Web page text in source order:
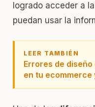
logrado acceder a
puedan usar la
LEER TAMBIÉN
Errores de
en tu ecommerce